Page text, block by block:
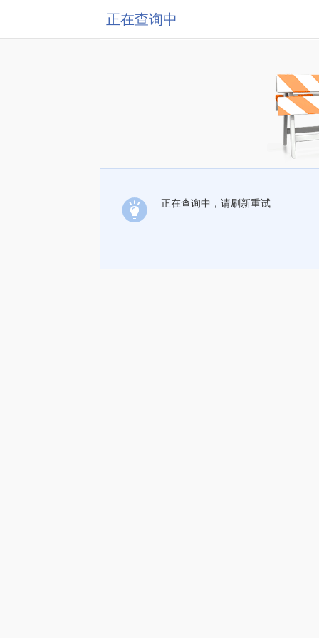
正在查询中
正在查询中，请刷新重试